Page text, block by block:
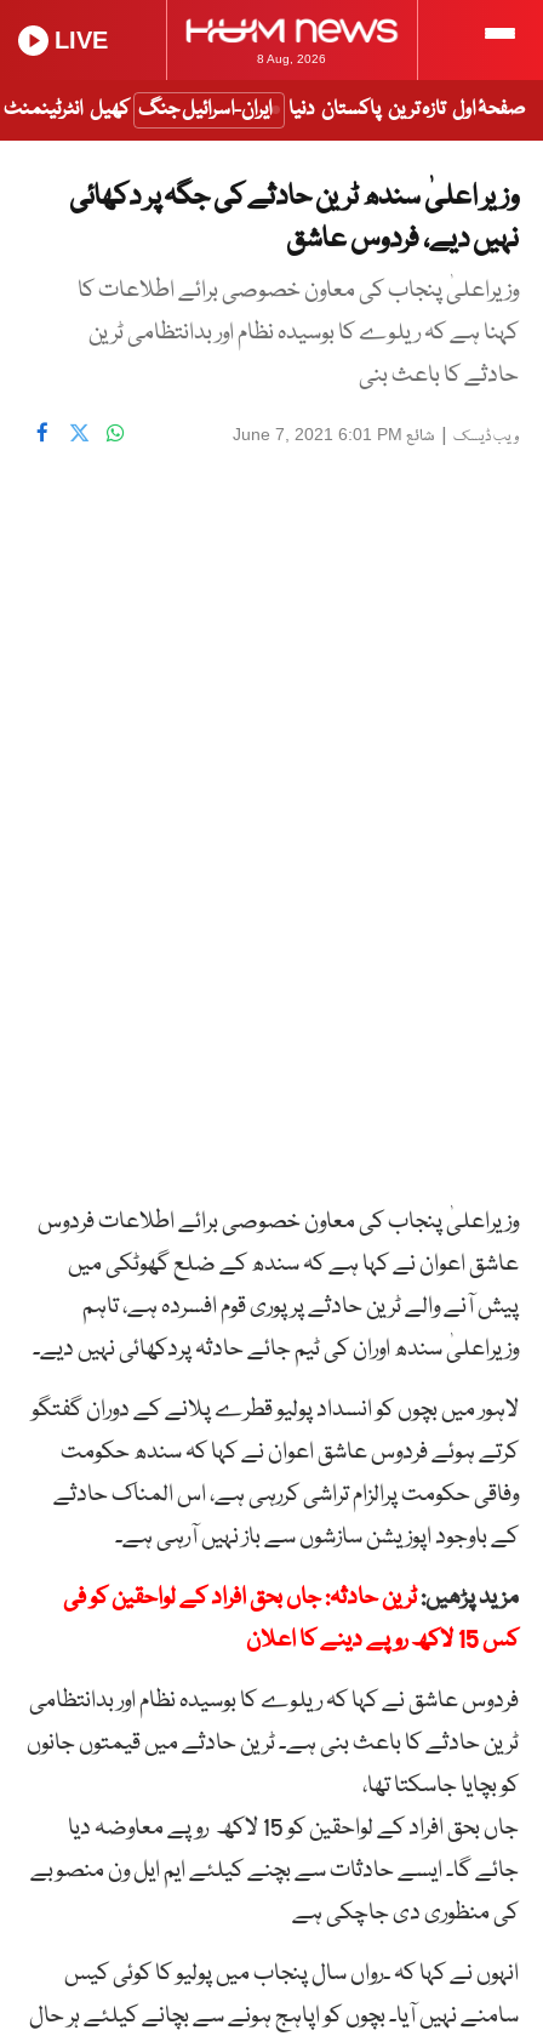
8 Aug, 2026
LIVE
صفحۂ اول تازہ ترین پاکستان دنیا ایران-اسرائیل جنگ کھیل انٹرٹینمنٹ
وزیر اعلیٰ سندھ ٹرین حادثے کی جگہ پر دکھائی
نہیں دیے، فردوس عاشق
وزیراعلیٰ پنجاب کی معاون خصوصی برائے اطلاعات کا
کہنا ہے کہ ریلوے کا بوسیدہ نظام اور بدانتظامی ٹرین
حادثے کا باعث بنی
ویب ڈیسک | شائع June 7, 2021 6:01 PM
وزیراعلیٰ پنجاب کی معاون خصوصی برائے اطلاعات فردوس
عاشق اعوان نے کہا ہے کہ سندھ کے ضلع گھوٹکی میں
پیش آنے والے ٹرین حادثے پر پوری قوم افسردہ ہے، تاہم
وزیراعلیٰ سندھ اوران کی ٹیم جائے حادثہ پردکھائی نہیں دیے۔
لاہور میں بچوں کو انسداد پولیو قطرے پلانے کے دوران گفتگو
کرتے ہوئے فردوس عاشق اعوان نے کہا کہ سندھ حکومت
وفاقی حکومت پرالزام تراشی کررہی ہے، اس المناک حادثے
کے باوجود اپوزیشن سازشوں سے باز نہیں آرہی ہے۔
مزید پڑھیں:ٹرین حادثہ: جاں بحق افراد کے لواحقین کو فی
کس 15 لاکھ روپے دینے کا اعلان
فردوس عاشق نے کہا کہ ریلوے کا بوسیدہ نظام اور بدانتظامی
ٹرین حادثے کا باعث بنی ہے۔ ٹرین حادثے میں قیمتوں جانوں
کو بچایا جاسکتا تھا،
جاں بحق افراد کے لواحقین کو 15 لاکھ روپے معاوضہ دیا
جائے گا۔ ایسے حادثات سے بچنے کیلئے ایم ایل ون منصوبے
کی منظوری دی جاچکی ہے
انہوں نے کہا کہ ۔رواں سال پنجاب میں پولیو کا کوئی کیس
سامنے نہیں آیا۔ بچوں کو اپاہج ہونے سے بچانے کیلئے ہر حال